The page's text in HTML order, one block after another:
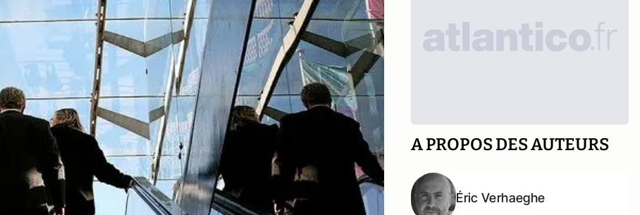
A PROPOS DES AUTEURS
Éric Verhaeghe